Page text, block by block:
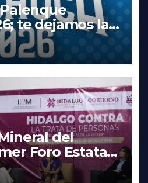
te dejamos la
las fechas
del
Foro Estatal
de Personas